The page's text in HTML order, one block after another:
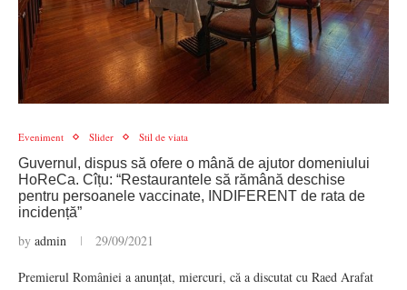
Eveniment Slider Stil de viata
Guvernul, dispus să ofere o mână de ajutor domeniului
HoReCa. Cîțu: “Restaurantele să rămână deschise
pentru persoanele vaccinate, INDIFERENT de rata de
incidență”
by admin 29/09/2021
Premierul României a anunțat, miercuri, că a discutat cu Raed Arafat